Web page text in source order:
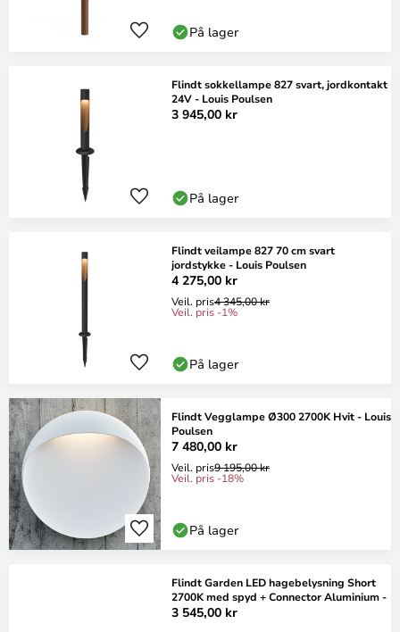
På lager
Flindt sokkellampe 827 svart, jordkontakt
24V - Louis Poulsen
3 945,00 kr
På lager
Flindt veilampe 827 70 cm svart
jordstykke - Louis Poulsen
4 275,00 kr
Veil. pris4 345,00 kr
Veil. pris -1%
På lager
Flindt Vegglampe Ø300 2700K Hvit - Louis
Poulsen
7 480,00 kr
Veil. pris9 195,00 kr
Veil. pris -18%
På lager
Flindt Garden LED hagebelysning Short
2700K med spyd + Connector Aluminium -
3 545,00 kr